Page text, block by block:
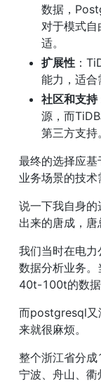
数据，
对于模式
适。
扩展性 ：
能力，适合
社区和支持
源，而
第三方支持。
最终的选择应
业务场景的技术
说一下我自身
出来的唐成，
我们当时在电
数据分析业务
40t-100t的数据
而postgresql又
来就很麻烦。
整个浙江省分成
宁波、舟山、